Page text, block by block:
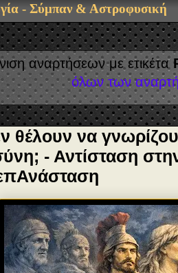
- Σύμπαν & Αστροφυσική
αναρτήσεων με ετικέτα
όλων των
θέλουν να
- Αντίσταση